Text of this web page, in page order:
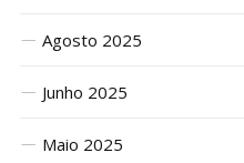
Agosto 2025
Junho 2025
Maio 2025